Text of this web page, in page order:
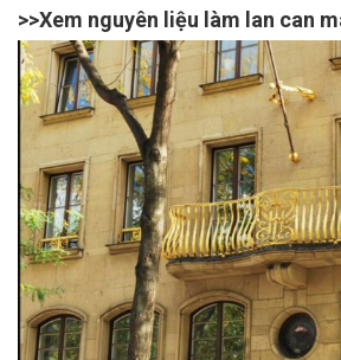
>>Xem nguyên liệu làm lan can